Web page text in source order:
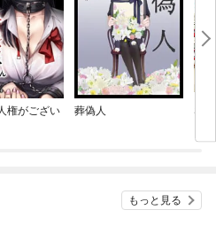
権がござい
葬偽人
もっと見る